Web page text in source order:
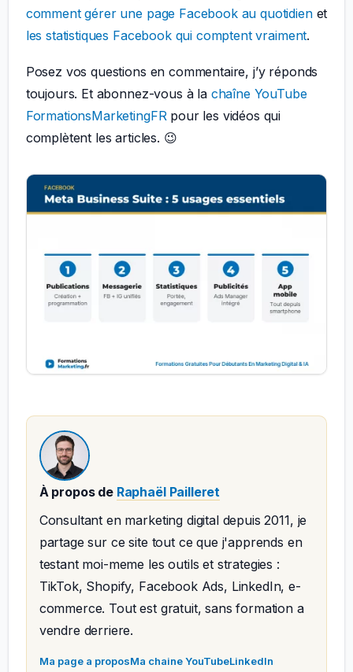
comment gérer une page Facebook au quotidienet
les statistiques Facebook qui comptent vraiment.
Posez vos questions en commentaire, j’y réponds
toujours. Et abonnez-vous à la chaîne YouTube
FormationsMarketingFR pour les vidéos qui
complètent les articles. 😉
À propos de Raphaël Pailleret
Consultant en marketing digital depuis 2011, je
partage sur ce site tout ce que j'apprends en
testant moi-meme les outils et strategies :
TikTok, Shopify, Facebook Ads, LinkedIn, e-
commerce. Tout est gratuit, sans formation a
vendre derriere.
Ma page a proposMa chaine YouTubeLinkedIn